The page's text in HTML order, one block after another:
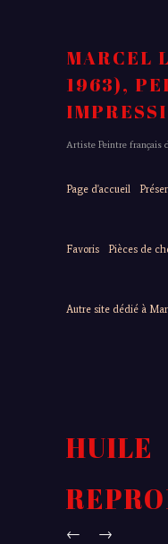
MARCEL
1963),
Artiste Peintre français
Page d'accueil
Favoris Pièces de
Autre site dédié à
HUILE
← →